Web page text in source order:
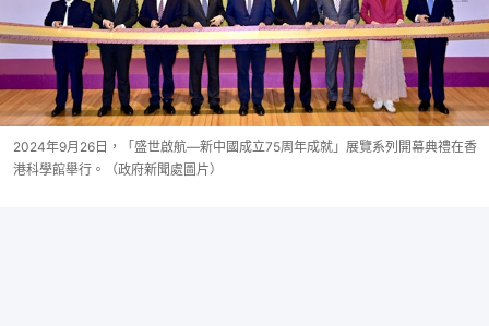
2024年9月26日，「盛世啟航—新中國成立75周年成就」展覽系列開幕典禮在香
港科學館舉行。（政府新聞處圖片）